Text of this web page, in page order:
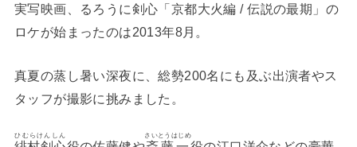
実写映画、るろうに剣心「京都大火編 / 伝説の最期」の
ロケが始まったのは2013年8月。
真夏の蒸し暑い深夜に、総勢200名にも及ぶ出演者やス
タッフが撮影に挑みました。
ひむらけんしん さいとうはじめ